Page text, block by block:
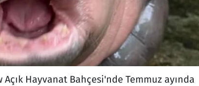
Hayvanat Bahçesi'nde Temmuz ayında